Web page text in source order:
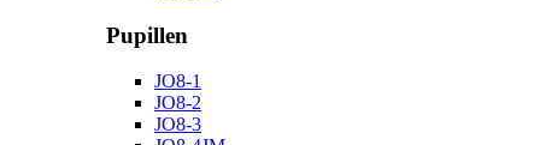
Pupillen
JO8-1
JO8-2
JO8-3